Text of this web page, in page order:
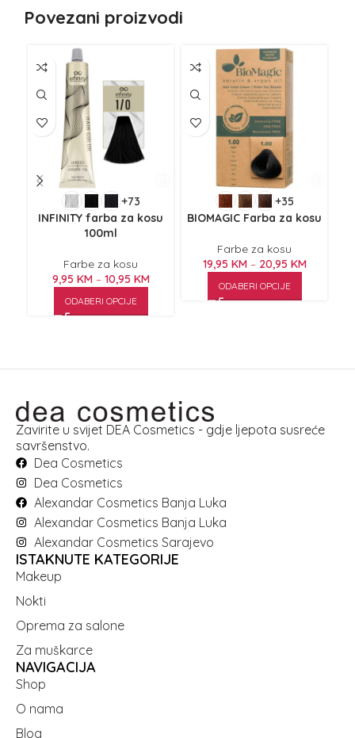
Povezani proizvodi
+73
INFINITY farba za kosu
100ml
Farbe za kosu
9,95 KM– 10,95 KM
ODABERI OPCIJE
+35
BIOMAGIC Farba za kosu
Farbe za kosu
19,95 KM– 20,95 KM
ODABERI OPCIJE
Zavirite u svijet DEA Cosmetics - gdje ljepota susreće
savršenstvo.
Dea Cosmetics
Dea Cosmetics
Alexandar Cosmetics Banja Luka
Alexandar Cosmetics Banja Luka
Alexandar Cosmetics Sarajevo
ISTAKNUTE KATEGORIJE
Makeup
Nokti
Oprema za salone
Za muškarce
NAVIGACIJA
Shop
O nama
Blog